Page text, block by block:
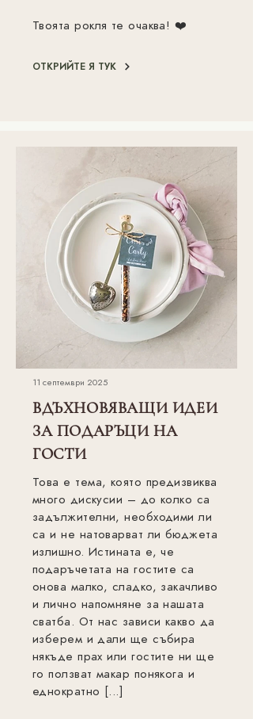
Твоята рокля те очаква! ❤️
ОТКРИЙТЕ Я ТУК
11 септември 2025
ВДЪХНОВЯВАЩИ ИДЕИ
ЗА ПОДАРЪЦИ НА
ГОСТИ
Това е тема, която предизвиква
много дискусии – до колко са
задължителни, необходими ли
са и не натоварват ли бюджета
излишно. Истината е, че
подаръчетата на гостите са
онова малко, сладко, закачливо
и лично напомняне за нашата
сватба. От нас зависи какво да
изберем и дали ще събира
някъде прах или гостите ни ще
го ползват макар понякога и
еднократно [...]